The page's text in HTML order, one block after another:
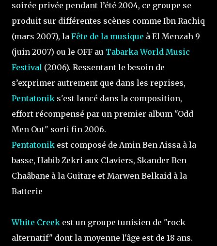
soirée privée pendant l’été 2004, ce groupe se
produit sur différentes scènes comme Ibn Rachiq
(mars 2007), la Fête de la musique à El Menzah 9
(juin 2007) ou le OFF au Tabarka World Music
Festival (2006). Ressentant le besoin de
s’exprimer autrement que dans les reprises,
Pentatonik s'est lancé dans la composition,
effort récompensé par un premier album "Odd
Men Out" sorti fin 2006.
Pentatonik est composé de Amin Ben Aissa à la
basse, Habib Zekri aux Claviers, Skander Ben
Chaâbane à la Guitare et Marwen Belkaid à la
Batterie
White Creek est un groupe tunisien de "rock
alternatif" dont la moyenne l'âge est de 18 ans.